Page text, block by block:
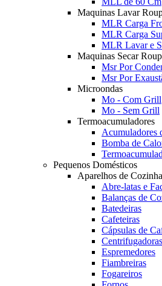
Maquinas Lavar
MLR Carga
MLR Carga
MLR Lavar e
Maquinas Secar
Msr Por
Msr Por
Microondas
Mo - Com Grill
Mo - Sem Grill
Termoacumuladores
Acumuladores
Bomba de
Pequenos Domésticos
Aparelhos de Cozinha
Abre-latas e
Balanças de
Batedeiras
Cafeteiras
Cápsulas de
Centrifugadoras
Espremedores
Fiambreiras
Fogareiros